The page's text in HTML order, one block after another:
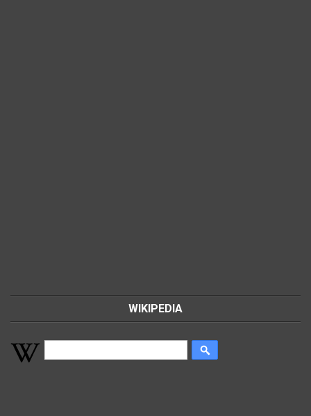
WIKIPEDIA